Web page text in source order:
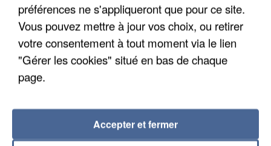
préférences ne s'appliqueront que pour ce site.
Vous pouvez mettre à jour vos choix, ou retirer
votre consentement à tout moment via le lien
"Gérer les cookies" situé en bas de chaque
page.
Accepter et fermer